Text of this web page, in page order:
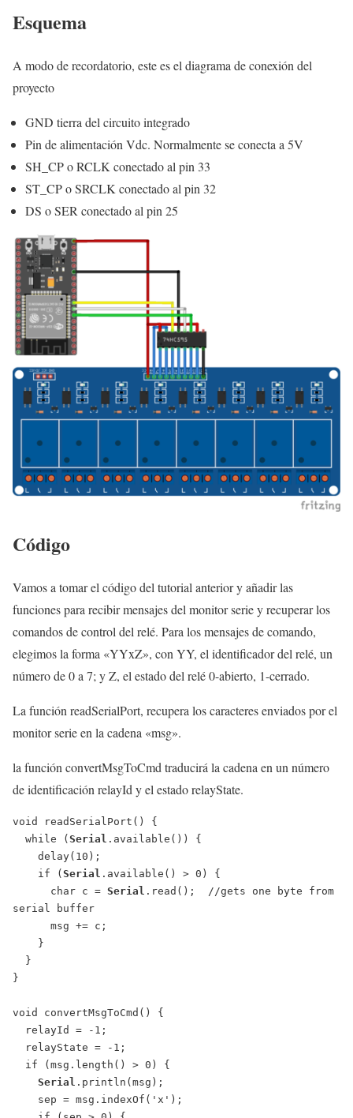
Esquema
A modo de recordatorio, este es el diagrama de conexión del
proyecto
GND tierra del circuito integrado
Pin de alimentación Vdc. Normalmente se conecta a 5V
SH_CP o RCLK conectado al pin 33
ST_CP o SRCLK conectado al pin 32
DS o SER conectado al pin 25
Código
Vamos a tomar el código del tutorial anterior y añadir las
funciones para recibir mensajes del monitor serie y recuperar los
comandos de control del relé. Para los mensajes de comando,
elegimos la forma «YYxZ», con YY, el identificador del relé, un
número de 0 a 7; y Z, el estado del relé 0-abierto, 1-cerrado.
La función readSerialPort, recupera los caracteres enviados por el
monitor serie en la cadena «msg».
la función convertMsgToCmd traducirá la cadena en un número
de identificación relayId y el estado relayState.
void readSerialPort() {
while ( Serial .available()) {
if ( Serial .available() > 0) {
char c = Serial .read();  //gets one byte from
serial buffer
}
void convertMsgToCmd() {
Serial .println(msg);